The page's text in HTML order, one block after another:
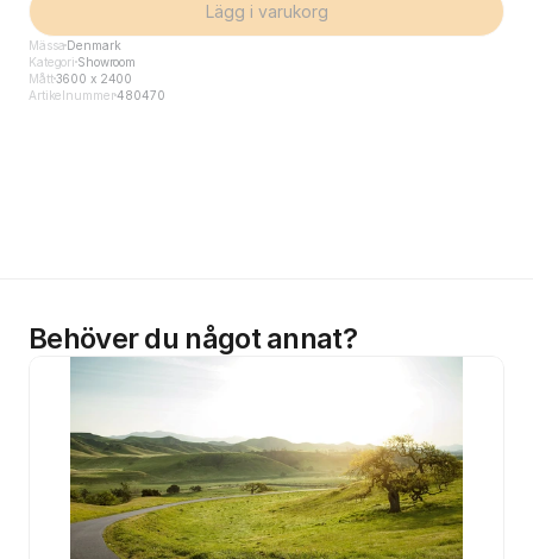
Lägg i varukorg
Mässa Denmark
Kategori Showroom
Mått3600 x 2400
Artikelnummer480470
Behöver du något annat?